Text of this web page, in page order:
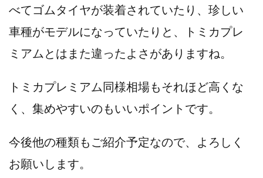
べてゴムタイヤが装着されていたり、珍しい
車種がモデルになっていたりと、トミカプレ
ミアムとはまた違ったよさがありますね。
トミカプレミアム同様相場もそれほど高くな
く、集めやすいのもいいポイントです。
今後他の種類もご紹介予定なので、よろしく
お願いします。